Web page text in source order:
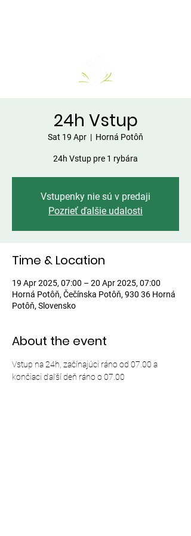
24h Vstup
Sat 19 Apr
  |
Horná Potôň
24h Vstup pre 1 rybára
Vstupenky nie sú v predaji
Pozrieť ďalšie udalosti
Time & Location
19 Apr 2025, 07:00 – 20 Apr 2025, 07:00
Horná Potôň, Čečínska Potôň, 930 36 Horná
Potôň, Slovensko
About the event
Vstup na 24h, začínajúci ráno od 07.00 a
končiaci ďaľší deň ráno o 07.00